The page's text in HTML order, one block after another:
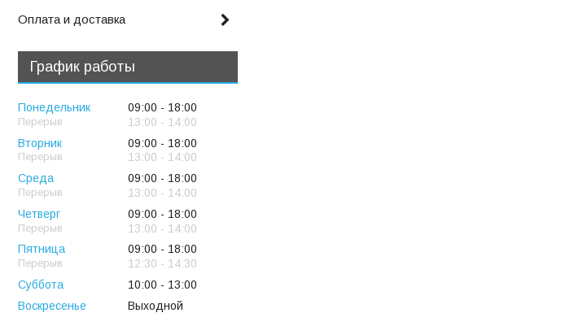
Оплата и доставка
График работы
Понедельник 09:00
18:00
13:00
14:00
Вторник
09:00
18:00
13:00
14:00
Среда
09:00
18:00
13:00
14:00
Четверг
09:00
18:00
13:00
14:00
Пятница
09:00
18:00
12:30
14:30
Суббота
10:00
13:00
Воскресенье
Выходной